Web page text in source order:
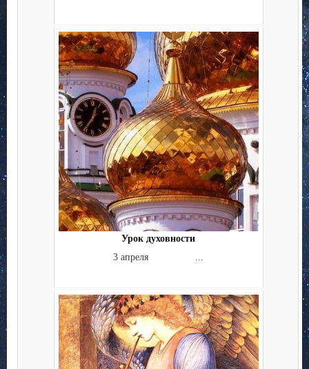
Урок духовности
3 апреля ...